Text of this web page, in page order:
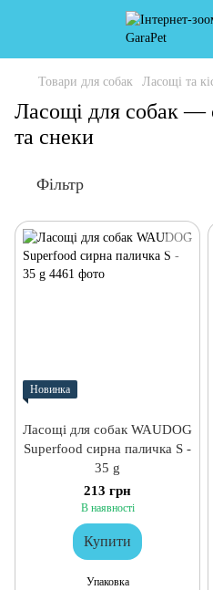
Товари для собак Ласощі та
Ласощі для собак —
та снеки
Фільтр
Новинка
Ласощі для собак WAUDOG
Superfood сирна паличка S -
35 g
213 грн
В наявності
Купити
Упаковка